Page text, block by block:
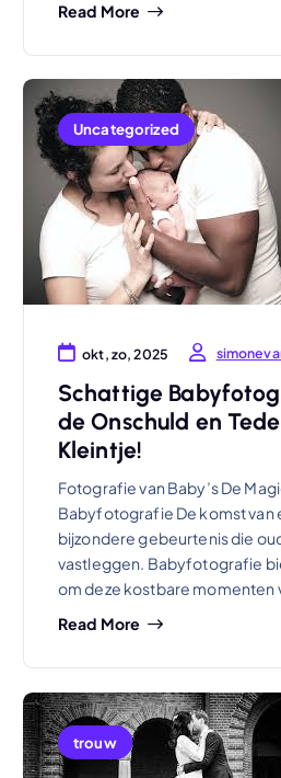
Read More
Uncategorized
okt, zo, 2025
Schattige
de Onschuld en
Kleintje!
Fotografie van Baby’s De
Babyfotografie De komst van
bijzondere gebeurtenis die
vastleggen. Babyfotografie
om deze kostbare momenten
Read More
trouw